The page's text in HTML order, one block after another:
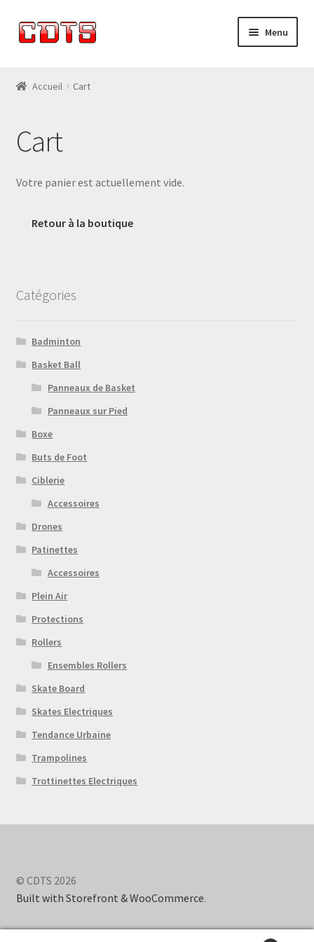
Skip
to
Skip
to
Menu
Cart
Catalogue
My account
Sample Page
Accueil Cart
Cart
Votre panier est actuellement vide.
Retour à la boutique
Catégories
Badminton
Basket Ball
Panneaux de Basket
Panneaux sur Pied
Boxe
Buts de Foot
Ciblerie
Accessoires
Drones
Patinettes
Accessoires
Plein Air
Protections
Rollers
Ensembles Rollers
Skate Board
Skates Electriques
Tendance Urbaine
Trampolines
Trottinettes Electriques
© CDTS 2026
Built with Storefront & WooCommerce.